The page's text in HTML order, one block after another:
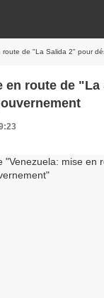
route de "La Salida 2" pour
en route de